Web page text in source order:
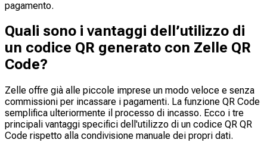
pagamento.
Quali sono i vantaggi dell’utilizzo di
un codice QR generato con Zelle QR
Code?
Zelle offre già alle piccole imprese un modo veloce e senza
commissioni per incassare i pagamenti. La funzione QR Code
semplifica ulteriormente il processo di incasso. Ecco i tre
principali vantaggi specifici dell'utilizzo di un codice QR QR
Code rispetto alla condivisione manuale dei propri dati.